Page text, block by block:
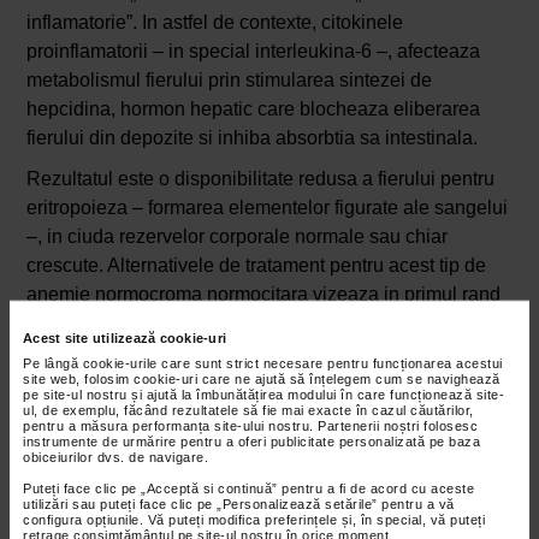
Acest site utilizează cookie-uri
Pe lângă cookie-urile care sunt strict necesare pentru funcționarea acestui
site web, folosim cookie-uri care ne ajută să înțelegem cum se navighează
pe site-ul nostru și ajută la îmbunătățirea modului în care funcționează site-
ul, de exemplu, făcând rezultatele să fie mai exacte în cazul căutărilor,
pentru a măsura performanța site-ului nostru. Partenerii noștri folosesc
instrumente de urmărire pentru a oferi publicitate personalizată pe baza
obiceiurilor dvs. de navigare.
Puteți face clic pe „Acceptă si continuă” pentru a fi de acord cu aceste
utilizări sau puteți face clic pe „Personalizează setările” pentru a vă
configura opțiunile. Vă puteți modifica preferințele și, în special, vă puteți
retrage consimțământul pe site-ul nostru în orice moment.
inflamatorie”. In astfel de contexte, citokinele
proinflamatorii – in special interleukina-6 –, afecteaza
metabolismul fierului prin stimularea sintezei de
hepcidina, hormon hepatic care blocheaza eliberarea
fierului din depozite si inhiba absorbtia sa intestinala.
Rezultatul este o disponibilitate redusa a fierului pentru
eritropoieza – formarea elementelor figurate ale sangelui
–, in ciuda rezervelor corporale normale sau chiar
crescute. Alternativele de tratament pentru acest tip de
anemie normocroma normocitara vizeaza in primul rand
functie de specificul patologiei.
In cazurile in care inflamatia este eficient controlata,
anemia se amelioreaza adesea spontan. Suplimentarea
cu fier nu este eficienta in aceasta forma de anemie
normocroma normocitara, iar administrarea sa empirica